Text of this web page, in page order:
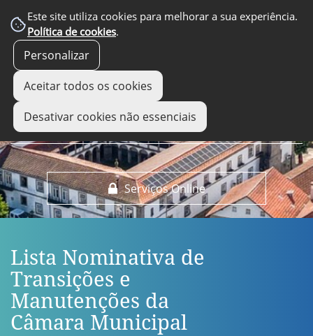
Este site utiliza cookies para melhorar a sua experiência.
Política de cookies.
Personalizar
Aceitar todos os cookies
Desativar cookies não essenciais
Serviços Online
EM DESTAQUE
Lista Nominativa de
Transições e
Manutenções da
Câmara Municipal